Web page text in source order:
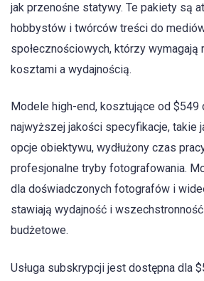
jak przenośne statywy. Te pakiety są
hobbystów i twórców treści do
społecznościowych, którzy wymagają
kosztami a wydajnością.
Modele high-end, kosztujące od $549
najwyższej jakości specyfikacje, takie
opcje obiektywu, wydłużony czas
profesjonalne tryby fotografowania.
dla doświadczonych fotografów i
stawiają wydajność i
budżetowe.
Usługa subskrypcji jest dostępna dla